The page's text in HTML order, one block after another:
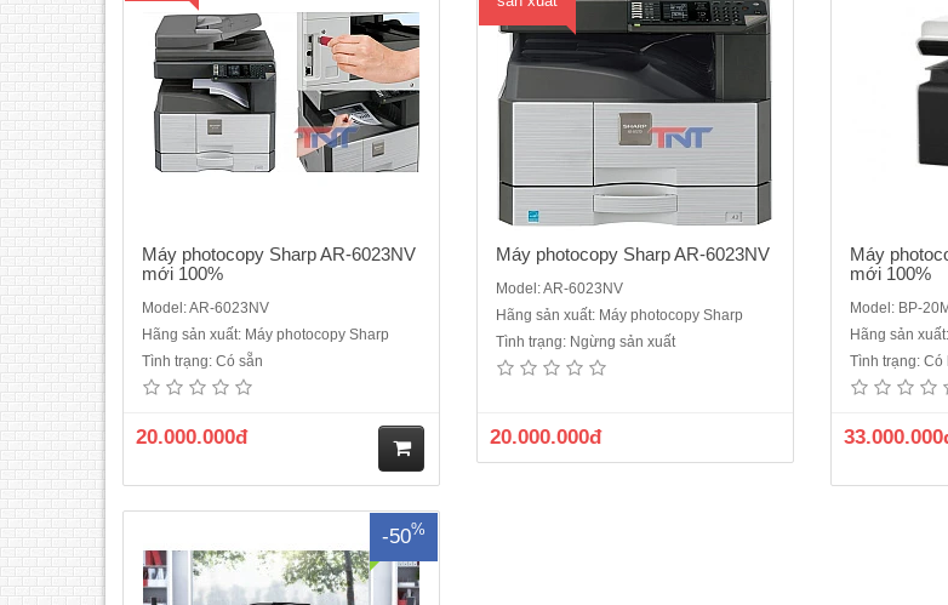
Máy photocopy Sharp AR-6023NV
mới 100%
Model: AR-6023NV
Hãng sản xuất: Máy photocopy Sharp
Tình trạng: Có sẵn
20.000.000đ
ua
hà
Máy photocopy Sharp AR-6023NV
Model: AR-6023NV
Hãng sản xuất: Máy photocopy Sharp
Tình trạng: Ngừng sản xuất
20.000.000đ
Máy
mới 100%
Model: BP-
Hãng sản
Tình trạng: Có
-50%
Giới Thiệu Dịch Vụ Cho Thuê Máy
Photocopy Tại Hà Nội của công ty
TNT.Bạn đang tìm kiếm một giải pháp tiện
photocopy chất lượng cao mà không cần
phải đầu tư mua máy mới? Dịch vụ cho